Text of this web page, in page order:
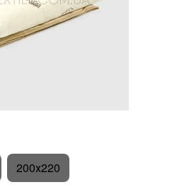
200х220